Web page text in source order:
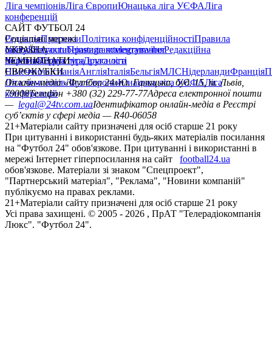
Ліга чемпіонівЛіга ЄвропиЮнацька ліга УЄФАЛіга
конференцій
САЙТ ФУТБОЛ 24
РедакціяПрогнозиПолітика конфіденційностіПравила
сайтуКонтактиПравила коментуванняРедакційна
політикаСтруктура власності
Соціальні мережі
facebookxyoutubeinstagramtelegramviber
УКРАЇНА
УкраїнаПерша лігаДруга ліга
ЧЕМПІОНАТИ
НімеччинаІспаніяАнгліяІталіяБельгіяМЛСНідерландиФранція
ЄВРОКУБКИ
Ліга чемпіонівЛіга ЄвропиЮнацька ліга УЄФАЛіга
конференцій
Онлайн-медіа «Футбол 24»пл. Галицька, буд. 15, м. Львів,
79008Телефон +380 (32) 229-77-77Адреса електронної пошти
— legal@24tv.com.uaІдентифікатор онлайн-медіа в Реєстрі
суб’єктів у сфері медіа — R40-06058
21+Матеріали сайту призначені для осіб старше 21 року
При цитуванні і використанні будь-яких матеріалів посилання
на "Футбол 24" обов'язкове. При цитуванні і використанні в
мережі Інтернет гіперпосилання на сайт
football24.ua
обов'язкове. Матеріали зі знаком "Спецпроект",
"Партнерський матеріал", "Реклама", "Новини компаній"
публікуємо на правах реклами.
21+Матеріали сайту призначені для осіб старше 21 року
Усi права захищенi. © 2005 - 2026 , ПрАТ "Телерадіокомпанія
Люкс". "Футбол 24".